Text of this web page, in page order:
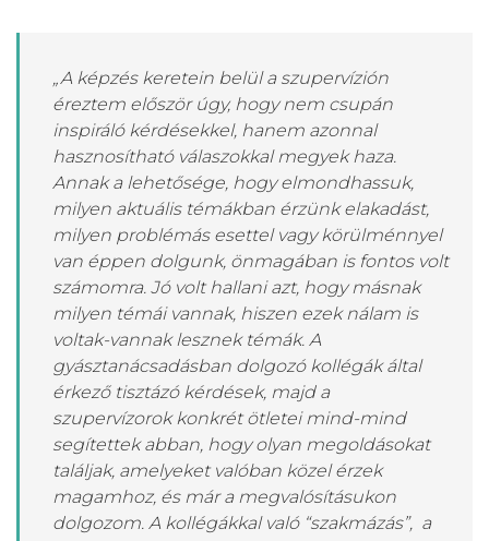
„A képzés keretein belül a szupervízión
éreztem először úgy, hogy nem csupán
inspiráló kérdésekkel, hanem azonnal
hasznosítható válaszokkal megyek haza.
Annak a lehetősége, hogy elmondhassuk,
milyen aktuális témákban érzünk elakadást,
milyen problémás esettel vagy körülménnyel
van éppen dolgunk, önmagában is fontos volt
számomra. Jó volt hallani azt, hogy másnak
milyen témái vannak, hiszen ezek nálam is
voltak-vannak lesznek témák. A
gyásztanácsadásban dolgozó kollégák által
érkező tisztázó kérdések, majd a
szupervízorok konkrét ötletei mind-mind
segítettek abban, hogy olyan megoldásokat
találjak, amelyeket valóban közel érzek
magamhoz, és már a megvalósításukon
dolgozom. A kollégákkal való “szakmázás”, a